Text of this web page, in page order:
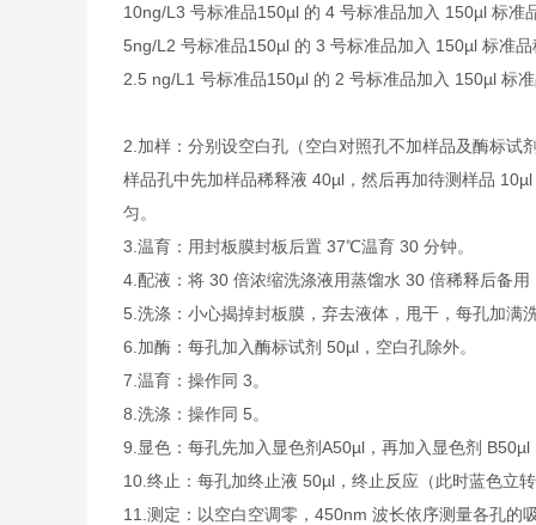
10ng/L 3 号标准品150µl 的 4 号标准品加入 150µl 标准
5ng/L 2 号标准品150µl 的 3 号标准品加入 150µl 标准品
2.5 ng/L 1 号标准品150µl 的 2 号标准品加入 150µl 标
2. 加样：分别设空白孔（空白对照孔不加样品及酶标试
样品孔中先加样品稀释液 40µl，然后再加待测样品
匀。
3. 温育：用封板膜封板后置 37℃温育 30 分钟。
4. 配液：将 30 倍浓缩洗涤液用蒸馏水 30 倍稀释后备用
5. 洗涤：小心揭掉封板膜，弃去液体，甩干，每孔加满
6. 加酶：每孔加入酶标试剂 50µl，空白孔除外。
7. 温育：操作同 3。
8. 洗涤：操作同 5。
9. 显色：每孔先加入显色剂A50µl，再加入显色剂
10. 终止：每孔加终止液 50µl，终止反应（此时蓝色立
11. 测定：以空白空调零，450nm 波长依序测量各孔的